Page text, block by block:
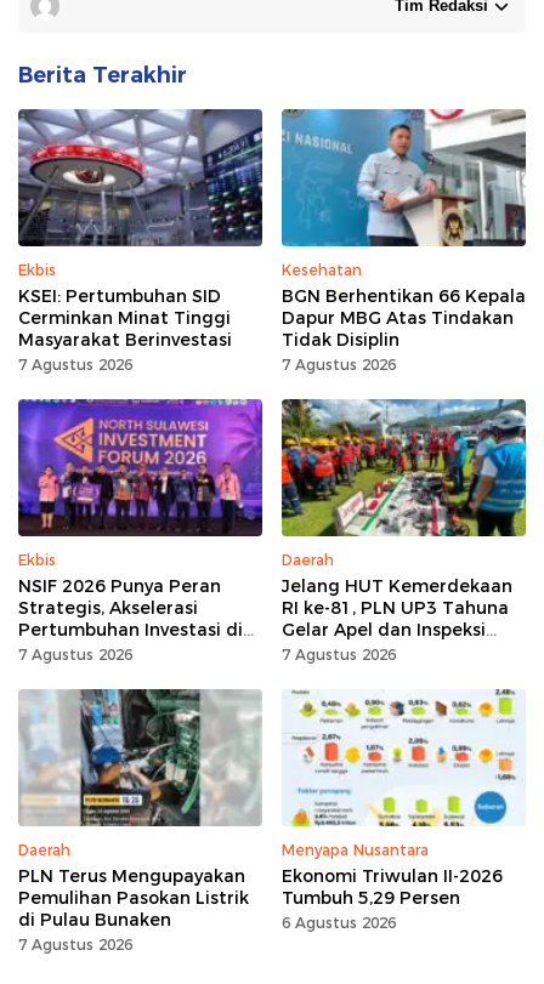
Tim Redaksi
Berita Terakhir
Ekbis
KSEI: Pertumbuhan SID
Cerminkan Minat Tinggi
Masyarakat Berinvestasi
7 Agustus 2026
Kesehatan
BGN Berhentikan 66 Kepala
Dapur MBG Atas Tindakan
Tidak Disiplin
7 Agustus 2026
Ekbis
NSIF 2026 Punya Peran
Strategis, Akselerasi
Pertumbuhan Investasi di
Sulut
7 Agustus 2026
Daerah
Jelang HUT Kemerdekaan
RI ke-81, PLN UP3 Tahuna
Gelar Apel dan Inspeksi
Peralatan, Pastikan
7 Agustus 2026
Daerah
PLN Terus Mengupayakan
Pemulihan Pasokan Listrik
di Pulau Bunaken
7 Agustus 2026
Menyapa Nusantara
Ekonomi Triwulan II-2026
Tumbuh 5,29 Persen
6 Agustus 2026